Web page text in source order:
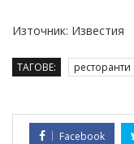
Източник: Известия
ТАГОВЕ: ресторанти
Facebook